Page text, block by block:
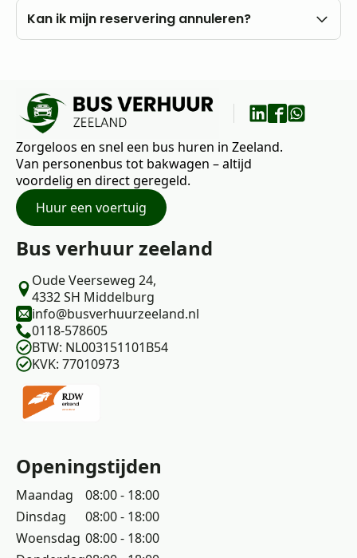
eigen rekening.
U kunt al vanaf 18 jaar bij ons huren, mits u in het
Kan ik mijn reservering annuleren?
ons te bespreken.
Zorgeloos en snel een bus huren in Zeeland.
Van personenbus tot bakwagen – altijd
voordelig en direct geregeld.
Huur een voertuig
Bus verhuur zeeland
Oude Veerseweg 24,
4332 SH Middelburg
info@busverhuurzeeland.nl
0118-578605
BTW: NL003151101B54
KVK: 77010973
Openingstijden
Maandag
Dinsdag
Woensdag
08:00 - 18:00
08:00 - 18:00
08:00 - 18:00